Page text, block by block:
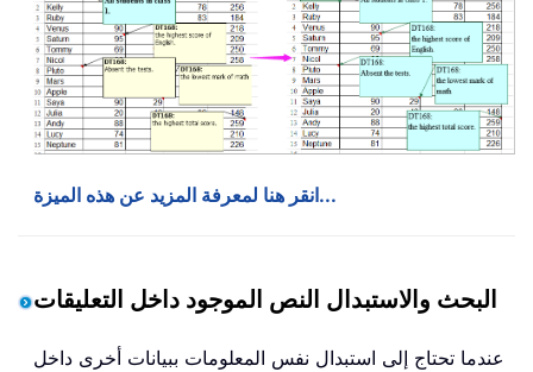
انقر هنا لمعرفة المزيد عن هذه الميزة...
البحث والاستبدال النص الموجود داخل التعليقات
عندما تحتاج إلى استبدال نفس المعلومات ببيانات أخرى داخل